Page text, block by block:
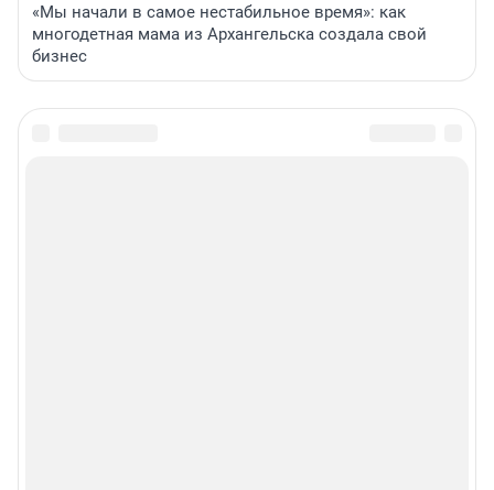
«Мы начали в самое нестабильное время»: как
многодетная мама из Архангельска создала свой
бизнес